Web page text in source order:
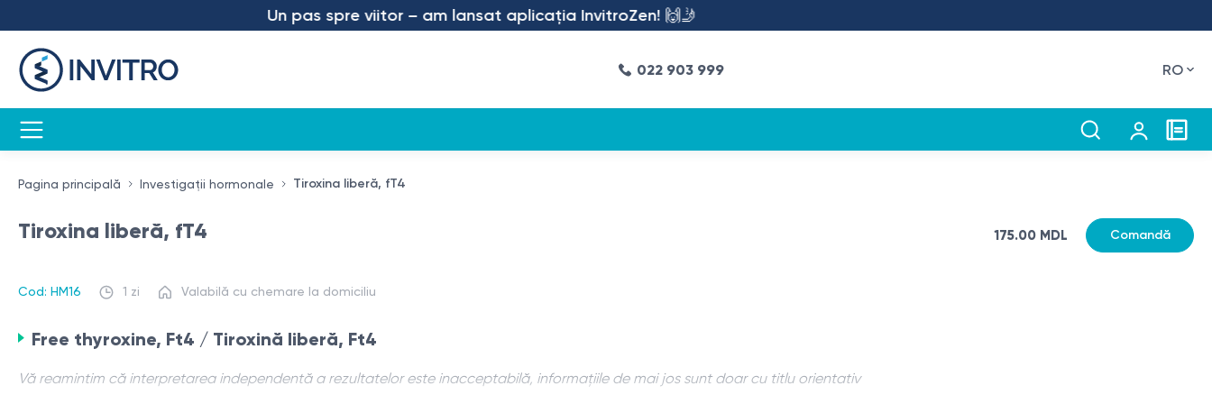
Un pas spre viitor – am lansat aplicația InvitroZen! 🙌🤳
022 903 999 RO
Pagina principală Investigații hormonale Tiroxina liberă, fT4
Tiroxina liberă, fT4
Cod: HM16 1 zi Valabilă cu chemare la domiciliu
175.00 MDL Comandă
Free thyroxine, Ft4 / Tiroxină liberă, Ft4
Vă reamintim că interpretarea independentă a rezultatelor este inacceptabilă, informațiile de mai jos sunt doar cu titlu orientativ